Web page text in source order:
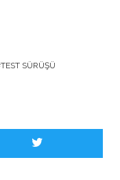
TEST SÜRÜŞÜ